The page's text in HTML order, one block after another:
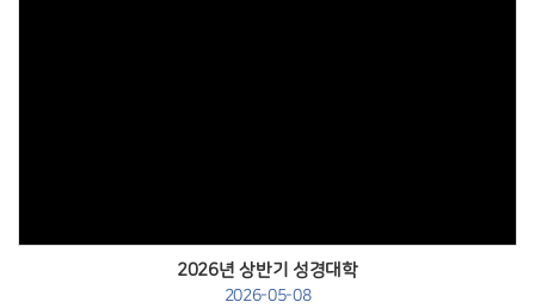
2026년 상반기 성경대학
2026-05-08